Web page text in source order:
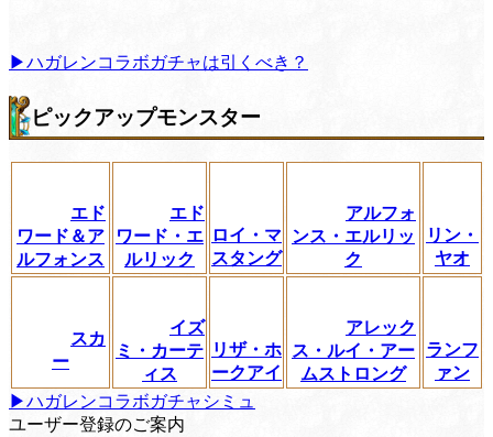
▶ハガレンコラボガチャは引くべき？
ピックアップモンスター
エド
ワード＆ア
ルフォンス
エド
ワード・エ
ルリック
ロイ・マ
スタング
アルフォ
ンス・エルリッ
ク
リン・
ヤオ
スカ
ー
イズ
ミ・カーテ
ィス
リザ・ホ
ークアイ
アレック
ス・ルイ・アー
ムストロング
ランフ
ァン
▶ハガレンコラボガチャシミュ
ユーザー登録のご案内